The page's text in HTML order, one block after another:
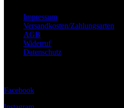
Impressum
Versandkosten/Zahlungsarten
AGB
Widerruf
Datenschutz
Facebook